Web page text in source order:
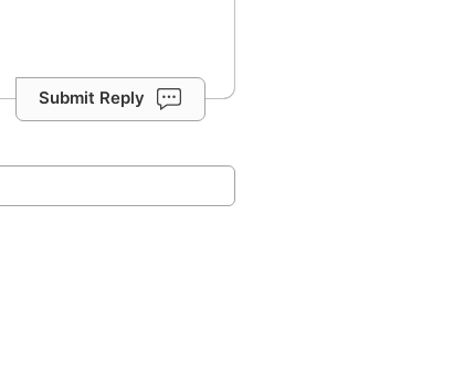
Submit Reply